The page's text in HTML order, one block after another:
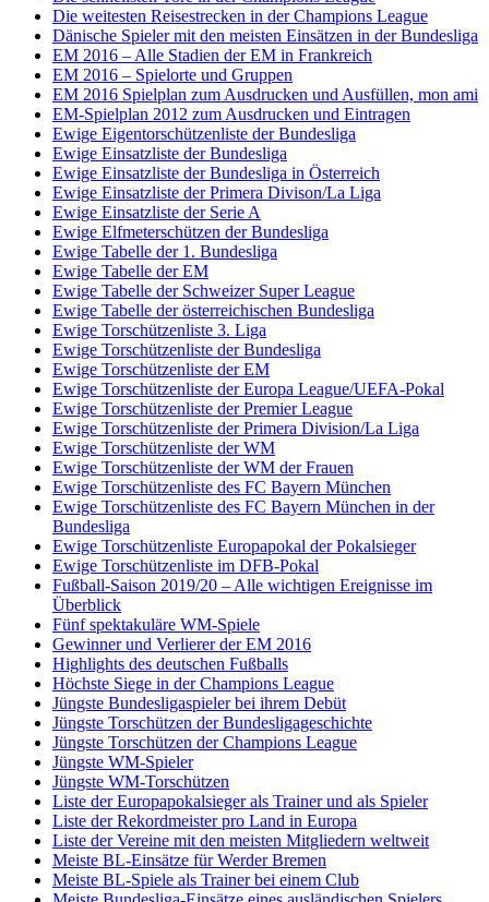
Die weitesten Reisestrecken in der Champions League
Dänische Spieler mit den meisten Einsätzen in der Bundesliga
EM 2016 – Alle Stadien der EM in Frankreich
EM 2016 – Spielorte und Gruppen
EM 2016 Spielplan zum Ausdrucken und Ausfüllen, mon ami
EM-Spielplan 2012 zum Ausdrucken und Eintragen
Ewige Eigentorschützenliste der Bundesliga
Ewige Einsatzliste der Bundesliga
Ewige Einsatzliste der Bundesliga in Österreich
Ewige Einsatzliste der Primera Divison/La Liga
Ewige Einsatzliste der Serie A
Ewige Elfmeterschützen der Bundesliga
Ewige Tabelle der 1. Bundesliga
Ewige Tabelle der EM
Ewige Tabelle der Schweizer Super League
Ewige Tabelle der österreichischen Bundesliga
Ewige Torschützenliste 3. Liga
Ewige Torschützenliste der Bundesliga
Ewige Torschützenliste der EM
Ewige Torschützenliste der Europa League/UEFA-Pokal
Ewige Torschützenliste der Premier League
Ewige Torschützenliste der Primera Division/La Liga
Ewige Torschützenliste der WM
Ewige Torschützenliste der WM der Frauen
Ewige Torschützenliste des FC Bayern München
Ewige Torschützenliste des FC Bayern München in der
Bundesliga
Ewige Torschützenliste Europapokal der Pokalsieger
Ewige Torschützenliste im DFB-Pokal
Fußball-Saison 2019/20 – Alle wichtigen Ereignisse im
Überblick
Fünf spektakuläre WM-Spiele
Gewinner und Verlierer der EM 2016
Highlights des deutschen Fußballs
Höchste Siege in der Champions League
Jüngste Bundesligaspieler bei ihrem Debüt
Jüngste Torschützen der Bundesligageschichte
Jüngste Torschützen der Champions League
Jüngste WM-Spieler
Jüngste WM-Torschützen
Liste der Europapokalsieger als Trainer und als Spieler
Liste der Rekordmeister pro Land in Europa
Liste der Vereine mit den meisten Mitgliedern weltweit
Meiste BL-Einsätze für Werder Bremen
Meiste BL-Spiele als Trainer bei einem Club